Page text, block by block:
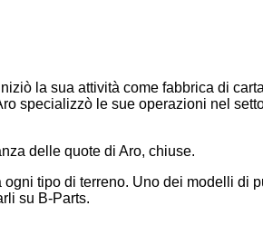
la sua attività come fabbrica di
specializzò le sue operazioni nel
delle quote di Aro, chiuse.
tipo di terreno. Uno dei modelli di
su B-Parts.